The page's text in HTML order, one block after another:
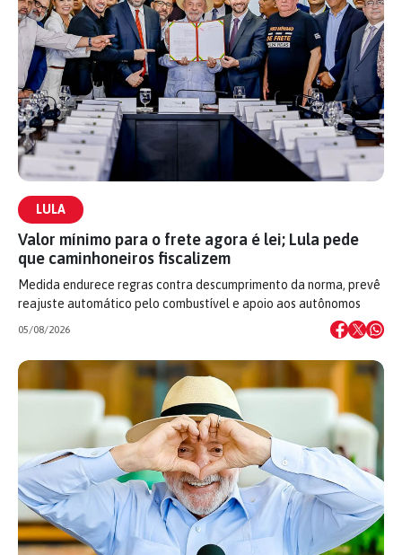
LULA
Valor mínimo para o frete agora é lei; Lula pede
que caminhoneiros fiscalizem
Medida endurece regras contra descumprimento da norma, prevê
reajuste automático pelo combustível e apoio aos autônomos
05/08/2026